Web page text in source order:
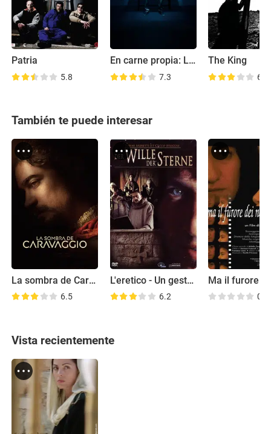
Patria
5.8
En carne propia: Los últimos días de Stefano Cucchi
7.3
The King
6.2
También te puede interesar
La sombra de Caravaggio
6.5
L'eretico - Un gesto di coraggio
6.2 0.0
Vista recientemente